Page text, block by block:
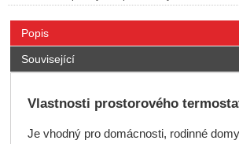
Popis
Související
Vlastnosti prostorového
Je vhodný pro domácnosti, rodinné